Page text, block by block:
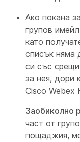
Ако покана
групов
като
списък няма
си със
за нея, дори
Cisco Webex
Заобиколно
част от
пощаджия,